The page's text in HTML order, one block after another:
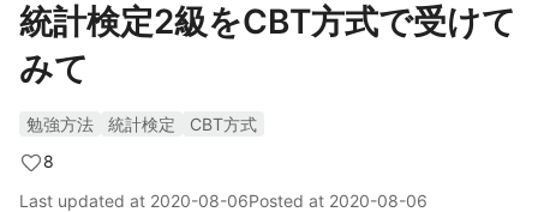
統計検定2級をCBT方式で受けて
みて
勉強方法 統計検定
CBT方式
8
Last updated at 2020-08-06Posted at 2020-08-06